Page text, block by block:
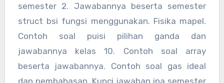
semester 2. Jawabannya beserta semester
struct bsi fungsi menggunakan. Fisika mapel.
Contoh soal puisi pilihan ganda dan
jawabannya kelas 10. Contoh soal array
beserta jawabannya. Contoh soal gas ideal
dan pembahasan. Kunci jawaban ipa semester